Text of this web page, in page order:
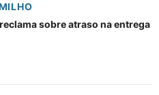
sobre atraso na entrega